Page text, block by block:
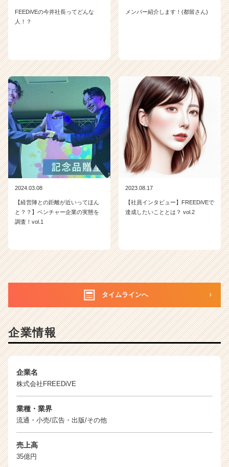
FEEDiVEの今井社長ってどんな
人！？
メンバー紹介します！(都留さん)
2024.03.08
【経営陣との距離が近いってほん
と？？】ベンチャー企業の実態を
調査！vol.1
2023.08.17
【社員インタビュー】FREEDiVEで
達成したいこととは？ vol.2
タイムラインへ
企業情報
企業名
株式会社FREEDiVE
業種・業界
流通・小売/広告・出版/その他
売上高
35億円